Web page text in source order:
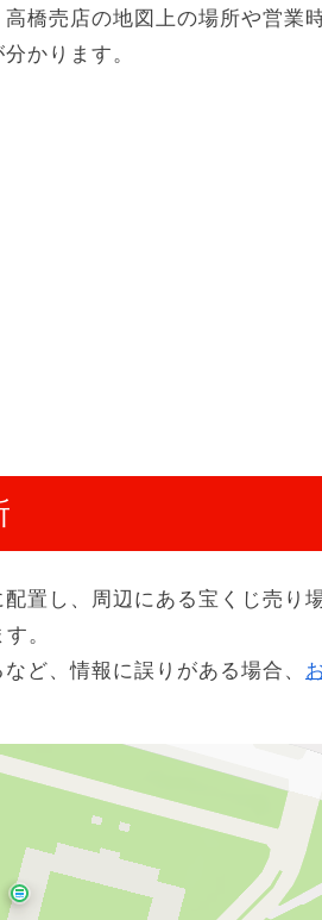
橋売店の地図上の場所や営業
かります。
置し、周辺にある宝くじ売り
。
ど、情報に誤りがある場合、